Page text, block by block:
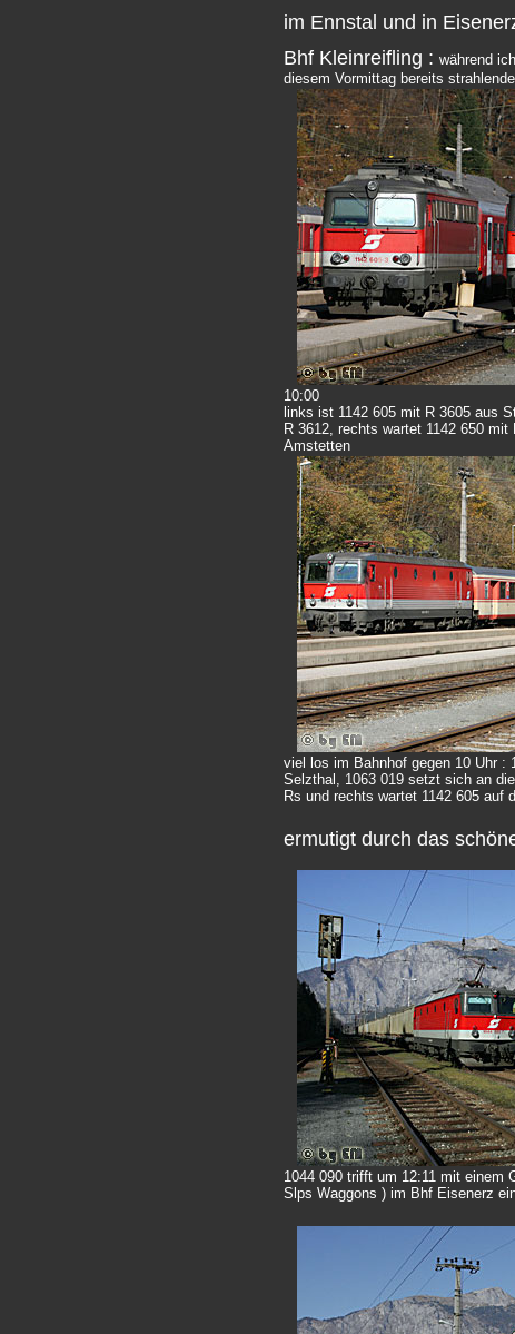
im Ennstal und in
Bhf Kleinreifling : während
diesem Vormittag bereits
10:00
links ist 1142 605 mit R 3605 aus
R 3612, rechts wartet 1142 650
Amstetten
viel los im Bahnhof gegen 10 Uhr :
Selzthal, 1063 019 setzt sich an
Rs und rechts wartet 1142 605 auf
ermutigt durch das
1044 090 trifft um 12:11 mit einem
Slps Waggons ) im Bhf Eisenerz